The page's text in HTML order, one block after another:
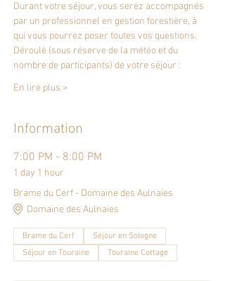
Durant votre séjour, vous serez accompagnés
par un professionnel en gestion forestière, à
qui vous pourrez poser toutes vos questions.
Déroulé (sous réserve de la météo et du
nombre de participants) de votre séjour :
En lire plus >
Information
7:00 PM - 8:00 PM
1 day 1 hour
Brame du Cerf - Domaine des Aulnaies
Domaine des Aulnaies
Brame du Cerf
Séjour en Sologne
Séjour en Touraine
Touraine Cottage